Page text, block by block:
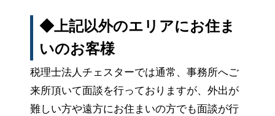
◆上記以外のエリアにお住ま
いのお客様
税理士法人チェスターでは通常、事務所へご
来所頂いて面談を行っておりますが、外出が
難しい方や遠方にお住まいの方でも面談が行